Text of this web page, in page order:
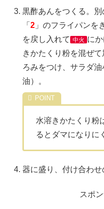
黒酢あんをつくる。別
「2 」のフライパンを
を戻し入れて 中火 に
きかたくり粉を混ぜ
ろみをつけ、サラダ
油）。
水溶きかたくり粉
るとダマになりに
器に盛り、付け合わせ
スポ